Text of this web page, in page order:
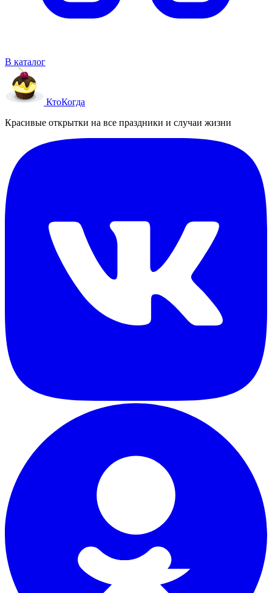
В каталог
КтоКогда
Красивые открытки на все праздники и случаи жизни